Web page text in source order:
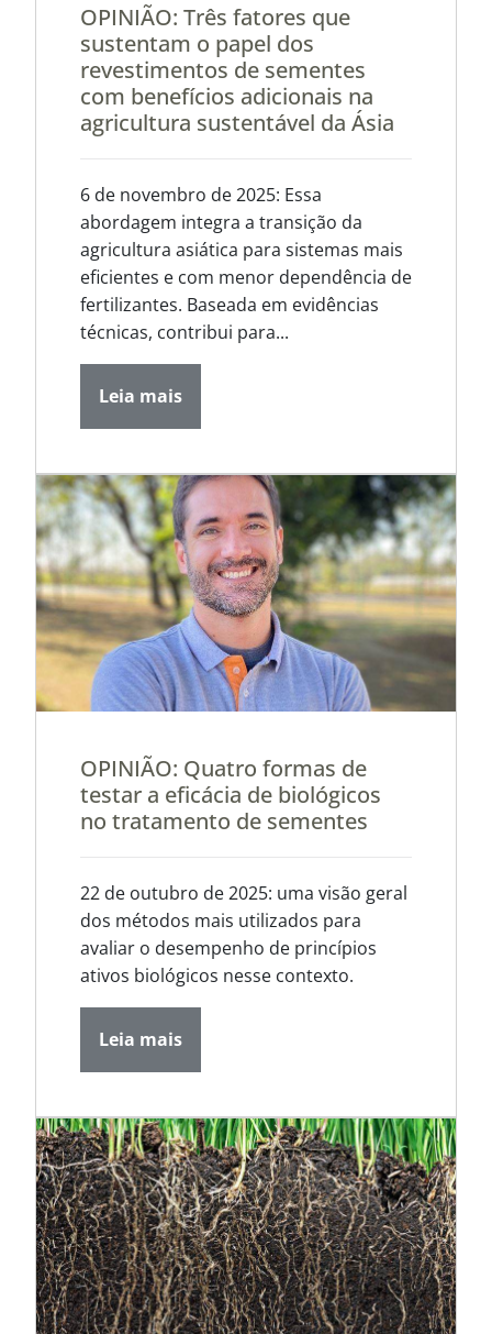
OPINIÃO: Três fatores que
sustentam o papel dos
revestimentos de sementes
com benefícios adicionais na
agricultura sustentável da Ásia
6 de novembro de 2025: Essa
abordagem integra a transição da
agricultura asiática para sistemas mais
eficientes e com menor dependência de
fertilizantes. Baseada em evidências
técnicas, contribui para...
Leia mais
OPINIÃO: Quatro formas de
testar a eficácia de biológicos
no tratamento de sementes
22 de outubro de 2025: uma visão geral
dos métodos mais utilizados para
avaliar o desempenho de princípios
ativos biológicos nesse contexto.
Leia mais